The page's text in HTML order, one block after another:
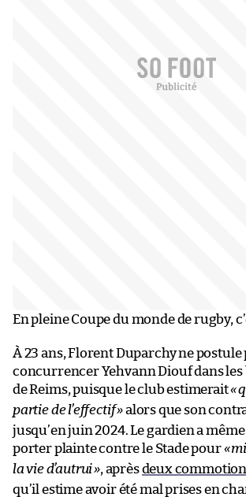
En pleine Coupe du monde de rugby,
À 23 ans, Florent Duparchy ne postule
concurrencer Yehvann Diouf dans les
de Reims, puisque le club estimerait«
partie de l’effectif»alors que son
jusqu’en juin 2024. Le gardien a
porter plainte contre le Stade pour«
la vie d’autrui», aprèsdeux
qu’il estime avoir été mal prises en